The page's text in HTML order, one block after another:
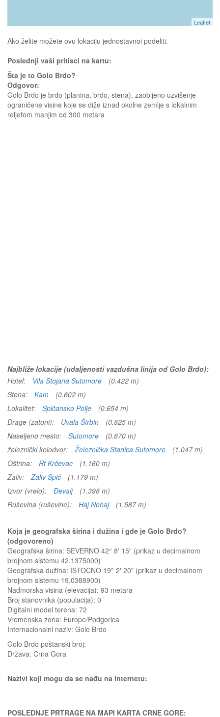
Leaflet
Ako želite možete ovu lokaciju jednostavnoi podeliti.
Poslednji vaši pritisci na kartu:
Šta je to Golo Brdo?
Odgovor:
Golo Brdo je brdo (planina, brdo, stena), zaobljeno uzvišenje
ograničene visine koje se diže iznad okolne zemlje s lokalnim
reljefom manjim od 300 metara
Najbliže lokacije (udaljenosti vazdušna linija od Golo Brdo):
Hotel:
Vila Stojana Sutomore
(0.422 m)
Stena:
Kam
(0.602 m)
Lokalitet:
Spičansko Polje
(0.654 m)
Drage (zatoni):
Uvala Štrbin
(0.825 m)
Naseljeno mesto:
Sutomore
(0.870 m)
železnički kolodvor:
Železnička Stanica Sutomore
(1.047 m)
Oštrina:
Rt Krčevac
(1.160 m)
Zaliv:
Zaliv Spič
(1.179 m)
Izvor (vrelo):
Đevalj
(1.398 m)
Ruševina (ruševine):
Haj Nehaj (1.587 m)
Koja je geografska širina i dužina i gde je Golo Brdo?
(odgovoreno)
Geografska širina: SEVERNO 42° 8' 15" (prikaz u decimalnom
brojnom sistemu 42.1375000)
Geografska dužina: ISTOČNO 19° 2' 20" (prikaz u decimalnom
brojnom sistemu 19.0388900)
Nadmorska visina (elevacija): 93 metara
Broj stanovnika (populacija): 0
Digitalni model terena: 72
Vremenska zona: Europe/Podgorica
Internacionalni naziv: Golo Brdo
Golo Brdo poštanski broj:
Država: Crna Gora
Nazivi koji mogu da se nađu na internetu:
POSLEDNJE PRTRAGE NA MAPI KARTA CRNE GORE: